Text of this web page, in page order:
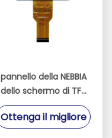
pannello della NEBBIA
dello schermo di TFT
LCD del proiettore di
2.69inch 1280 * 720
Ottenga il migliore